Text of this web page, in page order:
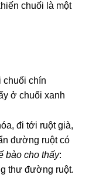
chuối là một
chuối chín
ở chuối xanh
đi tới ruột già,
đường ruột có
bào cho thấy:
thư đường ruột.